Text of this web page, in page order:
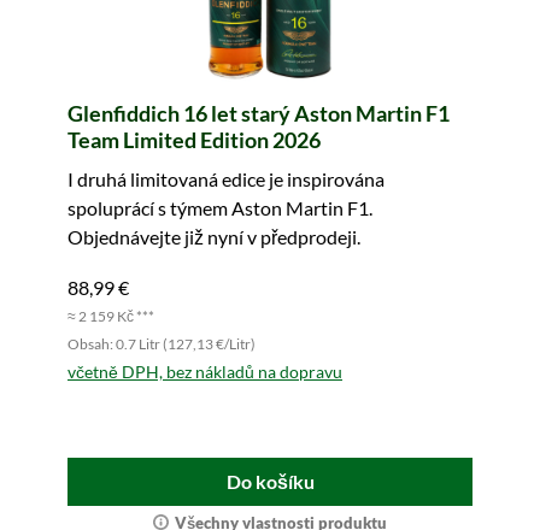
Glenfiddich 16 let starý Aston Martin F1
Team Limited Edition 2026
I druhá limitovaná edice je inspirována
spoluprácí s týmem Aston Martin F1.
Objednávejte již nyní v předprodeji.
88,99 €
≈ 2 159 Kč ***
Obsah: 0.7 Litr (127,13 €/Litr)
včetně DPH, bez nákladů na dopravu
Do košíku
Všechny vlastnosti produktu